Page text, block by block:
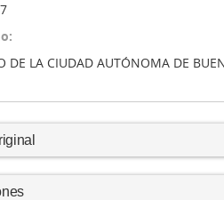
DE LA CIUDAD AUTÓNOMA DE